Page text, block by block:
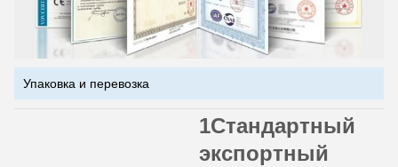
Упаковка и перевозка
1Стандартный
экспортный